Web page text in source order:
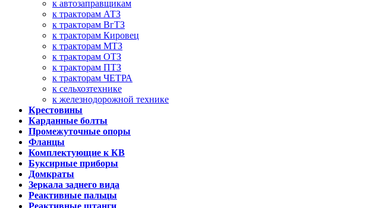
к автозаправщикам
к тракторам АТЗ
к тракторам ВгТЗ
к тракторам Кировец
к тракторам МТЗ
к тракторам ОТЗ
к тракторам ПТЗ
к тракторам ЧЕТРА
к сельхозтехнике
к железнодорожной технике
Крестовины
Карданные болты
Промежуточные опоры
Фланцы
Комплектующие к КВ
Буксирные приборы
Домкраты
Зеркала заднего вида
Реактивные пальцы
Реактивные штанги